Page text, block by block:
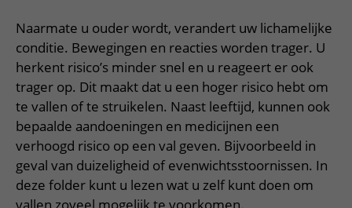
Poliklinieken
Verpleegafdelingen
Onze zorgverleners
Onderzoeken en diagnostiek
Het Wilhelmina Kinderziekenhuis
Bezoek aan de polikliniek
Opname in het ziekenhuis
Voorbereiding op uw afspraak
Bloedprikken
Wachttijden
Bezoektijden
Op bezoek in het UMC Utrecht
Apotheek
Winkels en restaurants
Faciliteiten en voorzieningen
Bezoekregels
Kwaliteit en veiligheid
Contact en route
Spoed
Contactgegevens
Route naar het ziekenhuis
Parkeren
Wegwijs in het ziekenhuis
Patiënt verwijzen
Teleconsult aanvragen
Diagnostiek aanvragen
Zorgverlenersportaal
Meer UMC Utrecht
Over UMC Utrecht
Research
Naarmate u ouder wordt, verandert uw lichamelijke
conditie. Bewegingen en reacties worden trager. U
herkent risico’s minder snel en u reageert er ook
trager op. Dit maakt dat u een hoger risico hebt om
te vallen of te struikelen. Naast leeftijd, kunnen ook
bepaalde aandoeningen en medicijnen een
verhoogd risico op een val geven. Bijvoorbeeld in
geval van duizeligheid of evenwichtsstoornissen. In
deze folder kunt u lezen wat u zelf kunt doen om